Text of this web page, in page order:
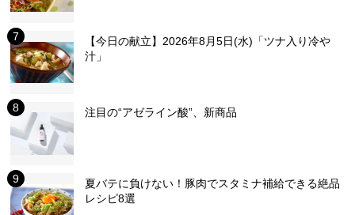
【今日の献立】2026年8月5日(水)「ツナ入り冷や
汁」
注目の“アゼライン酸”、新商品
夏バテに負けない！豚肉でスタミナ補給できる絶品
レシピ8選